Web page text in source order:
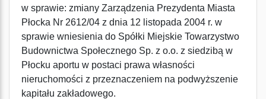
w sprawie: zmiany Zarządzenia Prezydenta Miasta
Płocka Nr 2612/04 z dnia 12 listopada 2004 r. w
sprawie wniesienia do Spółki Miejskie Towarzystwo
Budownictwa Społecznego Sp. z o.o. z siedzibą w
Płocku aportu w postaci prawa własności
nieruchomości z przeznaczeniem na podwyższenie
kapitału zakładowego.